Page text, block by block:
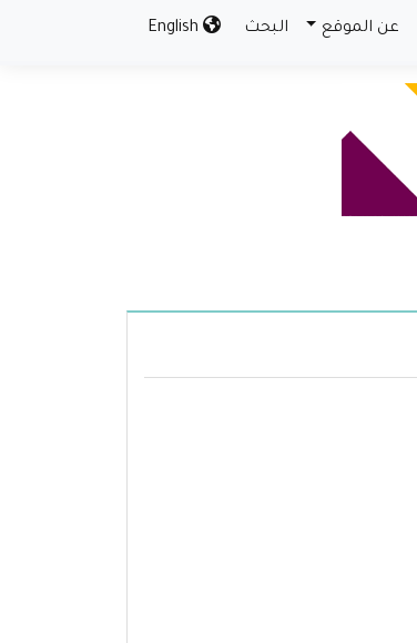
عن الموقع البحث